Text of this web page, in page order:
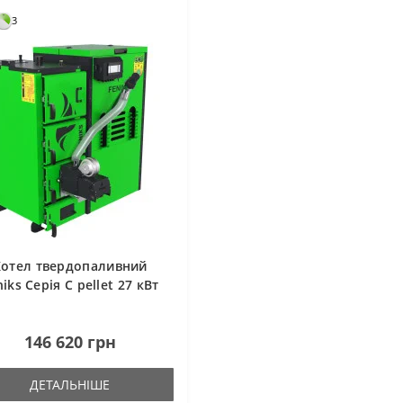
3
твердопаливний
Серія C pellet 27 кВт
146 620 грн
ДЕТАЛЬНІШЕ